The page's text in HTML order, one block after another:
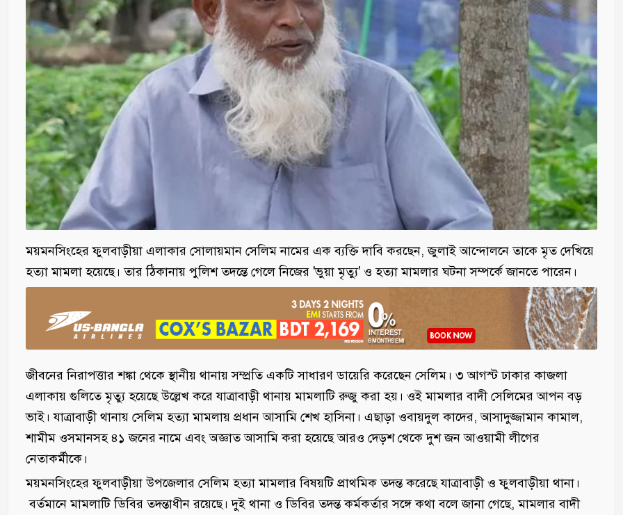
ময়মনসিংহের ফুলবাড়ীয়া এলাকার সোলায়মান সেলিম নামের এক ব্যক্তি দাবি করছেন, জুলাই আন্দোলনে তাকে মৃত দেখিয়ে
হত্যা মামলা হয়েছে। তার ঠিকানায় পুলিশ তদন্তে গেলে নিজের 'ভুয়া মৃত্যু' ও হত্যা মামলার ঘটনা সম্পর্কে জানতে পারেন।
জীবনের নিরাপত্তার শঙ্কা থেকে স্থানীয় থানায় সম্প্রতি একটি সাধারণ ডায়েরি করেছেন সেলিম। ৩ আগস্ট ঢাকার কাজলা
এলাকায় গুলিতে মৃত্যু হয়েছে উল্লেখ করে যাত্রাবাড়ী থানায় মামলাটি রুজু করা হয়। ওই মামলার বাদী সেলিমের আপন বড়
ভাই। যাত্রাবাড়ী থানায় সেলিম হত্যা মামলায় প্রধান আসামি শেখ হাসিনা। এছাড়া ওবায়দুল কাদের, আসাদুজ্জামান কামাল,
শামীম ওসমানসহ ৪১ জনের নামে এবং অজ্ঞাত আসামি করা হয়েছে আরও দেড়শ থেকে দুশ জন আওয়ামী লীগের
নেতাকর্মীকে।
ময়মনসিংহের ফুলবাড়ীয়া উপজেলার সেলিম হত্যা মামলার বিষয়টি প্রাথমিক তদন্ত করেছে যাত্রাবাড়ী ও ফুলবাড়ীয়া থানা।
বর্তমানে মামলাটি ডিবির তদন্তাধীন রয়েছে। দুই থানা ও ডিবির তদন্ত কর্মকর্তার সঙ্গে কথা বলে জানা গেছে, মামলার বাদী